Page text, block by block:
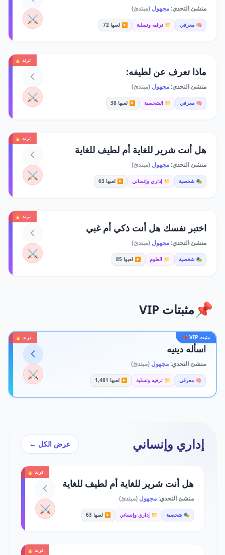
منشئ التحدي:مجهول (مبتدئ)
🧠 معرفي 📁 ترفيه وتسلية ▶️ لعبها 72 ⚔️
ترند 🔥
ماذا تعرف عن لطيفه:
منشئ التحدي:مجهول (مبتدئ)
🧠 معرفي 📁 الشخصية ▶️ لعبها 38 ⚔️
ترند 🔥
هل أنت شرير للغاية أم لطيف للغاية
منشئ التحدي:مجهول (مبتدئ)
🎭 شخصية 📁 إداري وإنساني ▶️ لعبها 63 ⚔️
ترند 🔥
اختبر نفسك هل أنت ذكي أم غبي
منشئ التحدي:مجهول (مبتدئ)
🎭 شخصية 📁 العلوم ▶️ لعبها 85 ⚔️
📌 مثبتات VIP
مثبت VIP 📌 ترند 🔥
اسأله دينيه
منشئ التحدي:مجهول (مبتدئ)
🧠 معرفي 📁 ترفيه وتسلية ▶️ لعبها 1,481 ⚔️
إداري وإنساني عرض الكل ←
ترند 🔥
هل أنت شرير للغاية أم لطيف للغاية
منشئ التحدي:مجهول (مبتدئ)
🎭 شخصية 📁 إداري وإنساني ▶️ لعبها 63 ⚔️
ترند 🔥